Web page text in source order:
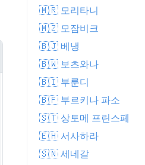
화창함
🇲🇷 모리타니
🇲🇿 모잠비크
🇧🇯 베냉
🇧🇼 보츠와나
🇧🇮 부룬디
🇧🇫 부르키나 파소
🇸🇹 상토메 프린스페
🇪🇭 서사하라
🇸🇳 세네갈